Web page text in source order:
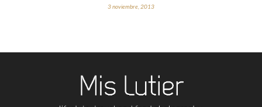
3 noviembre, 2013